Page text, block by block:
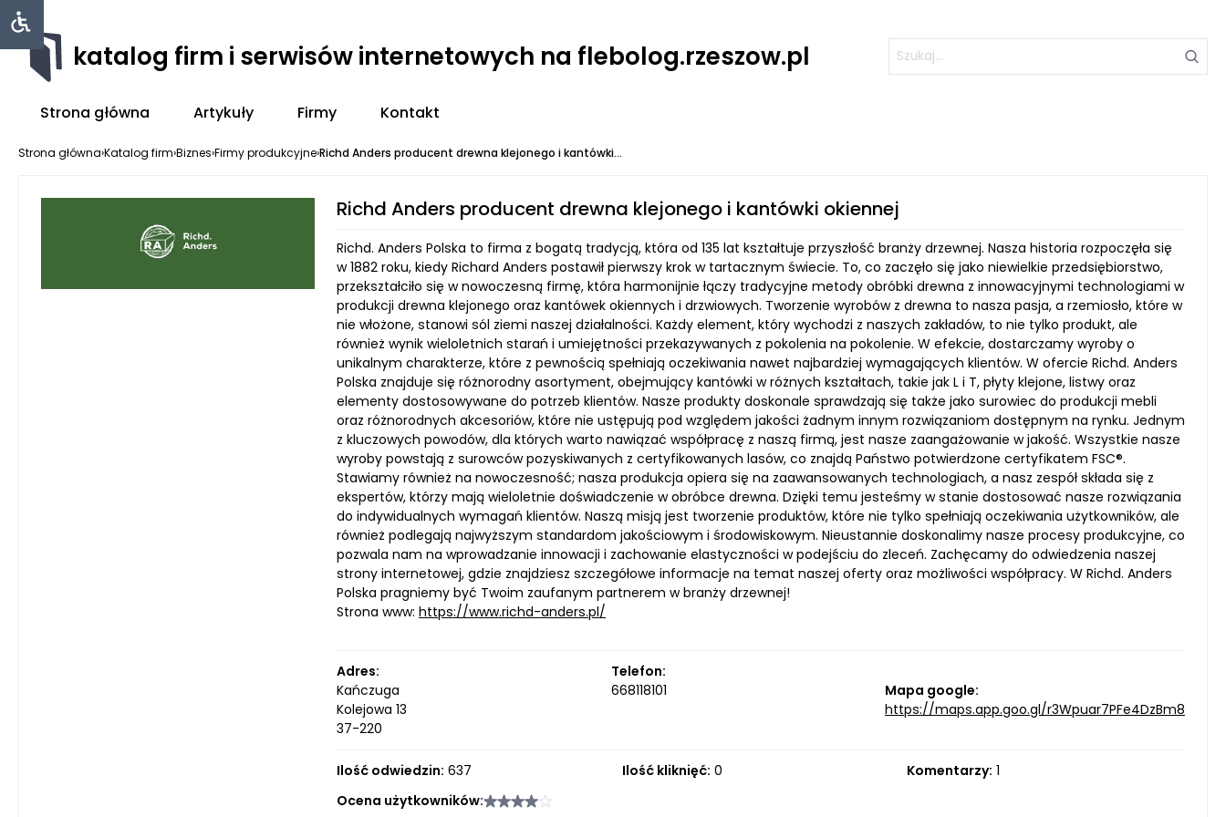
katalog firm i serwisów internetowych na flebolog.rzeszow.pl
Strona główna Artykuły Firmy Kontakt
Strona główna›Katalog firm›Biznes›Firmy produkcyjne›Richd Anders producent drewna klejonego i kantówki...
Richd Anders producent drewna klejonego i kantówki okiennej
Richd. Anders Polska to firma z bogatą tradycją, która od 135 lat kształtuje przyszłość branży drzewnej. Nasza historia rozpoczęła się
w 1882 roku, kiedy Richard Anders postawił pierwszy krok w tartacznym świecie. To, co zaczęło się jako niewielkie przedsiębiorstwo,
przekształciło się w nowoczesną firmę, która harmonijnie łączy tradycyjne metody obróbki drewna z innowacyjnymi technologiami w
produkcji drewna klejonego oraz kantówek okiennych i drzwiowych. Tworzenie wyrobów z drewna to nasza pasja, a rzemiosło, które w
nie włożone, stanowi sól ziemi naszej działalności. Każdy element, który wychodzi z naszych zakładów, to nie tylko produkt, ale
również wynik wieloletnich starań i umiejętności przekazywanych z pokolenia na pokolenie. W efekcie, dostarczamy wyroby o
unikalnym charakterze, które z pewnością spełniają oczekiwania nawet najbardziej wymagających klientów. W ofercie Richd. Anders
Polska znajduje się różnorodny asortyment, obejmujący kantówki w różnych kształtach, takie jak L i T, płyty klejone, listwy oraz
elementy dostosowywane do potrzeb klientów. Nasze produkty doskonale sprawdzają się także jako surowiec do produkcji mebli
oraz różnorodnych akcesoriów, które nie ustępują pod względem jakości żadnym innym rozwiązaniom dostępnym na rynku. Jednym
z kluczowych powodów, dla których warto nawiązać współpracę z naszą firmą, jest nasze zaangażowanie w jakość. Wszystkie nasze
wyroby powstają z surowców pozyskiwanych z certyfikowanych lasów, co znajdą Państwo potwierdzone certyfikatem FSC®.
Stawiamy również na nowoczesność; nasza produkcja opiera się na zaawansowanych technologiach, a nasz zespół składa się z
ekspertów, którzy mają wieloletnie doświadczenie w obróbce drewna. Dzięki temu jesteśmy w stanie dostosować nasze rozwiązania
do indywidualnych wymagań klientów. Naszą misją jest tworzenie produktów, które nie tylko spełniają oczekiwania użytkowników, ale
również podlegają najwyższym standardom jakościowym i środowiskowym. Nieustannie doskonalimy nasze procesy produkcyjne, co
pozwala nam na wprowadzanie innowacji i zachowanie elastyczności w podejściu do zleceń. Zachęcamy do odwiedzenia naszej
strony internetowej, gdzie znajdziesz szczegółowe informacje na temat naszej oferty oraz możliwości współpracy. W Richd. Anders
Polska pragniemy być Twoim zaufanym partnerem w branży drzewnej!
Strona www: https://www.richd-anders.pl/
Adres:
Kańczuga
Kolejowa 13
37-220
Telefon:
668118101
Mapa google:
https://maps.app.goo.gl/r3Wpuar7PFe4DzBm8
Ilość odwiedzin: 637 Ilość kliknięć: 0 Komentarzy: 1
Ocena użytkowników: